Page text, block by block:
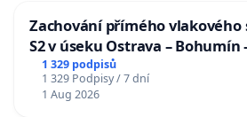
Zachování přímého vlakového
S2 v úseku Ostrava – Bohumín
u Jablunkova
1 329 podpisů
1 329 Podpisy / 7 dní
1 Aug 2026